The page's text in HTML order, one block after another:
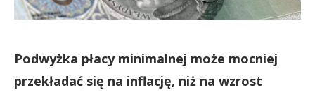
Podwyżka płacy minimalnej może mocniej
przekładać się na inflację, niż na wzrost